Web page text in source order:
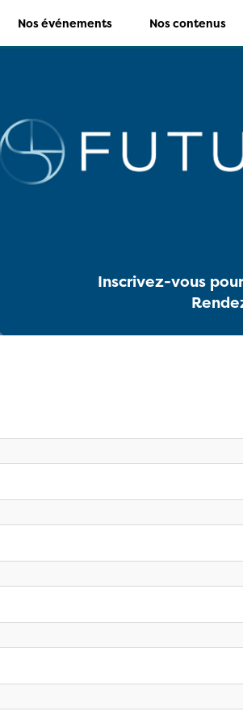
Nos événements Nos contenus
Inscrivez-vous